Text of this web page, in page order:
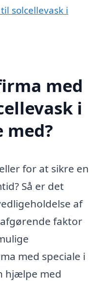
solcellevask i
med
i
for at sikre en
Så er det
af
faktor
med speciale i
hjælpe med